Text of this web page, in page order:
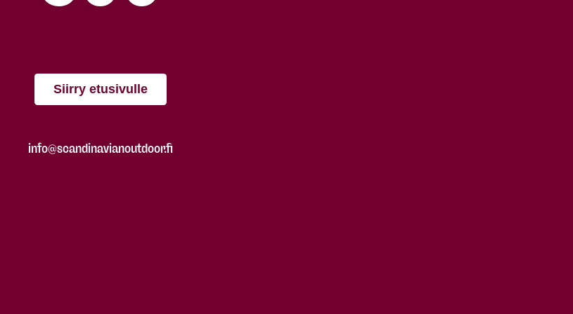
Siirry etusivulle
info@scandinavianoutdoor.fi